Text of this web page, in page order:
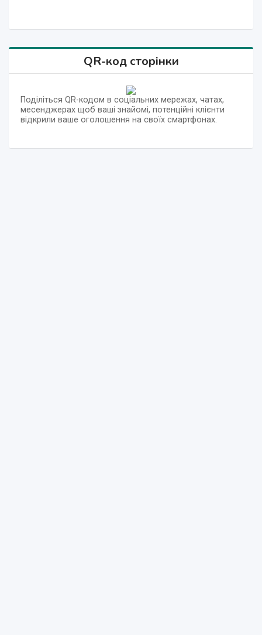
QR-код сторінки
Поділіться QR-кодом в соціальних мережах, чатах,
месенджерах щоб ваші знайомі, потенційні клієнти
відкрили ваше оголошення на своїх смартфонах.